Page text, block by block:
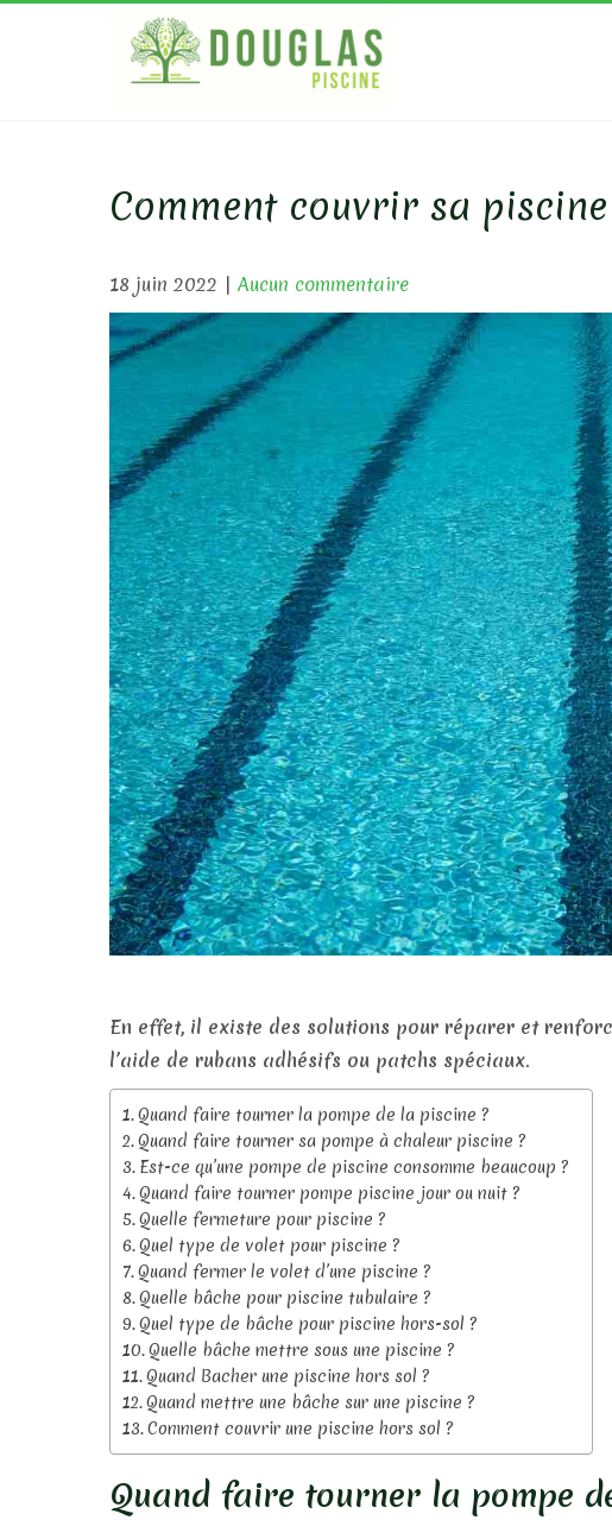
Comment couvrir sa
18 juin 2022 | Aucun commentaire
En effet, il existe des solutions pour réparer et
l’aide de rubans adhésifs ou patchs spéciaux.
Quand faire tourner la pompe de la piscine ?
Quand faire tourner sa pompe à chaleur piscine ?
Est-ce qu’une pompe de piscine consomme beaucoup ?
Quand faire tourner pompe piscine jour ou nuit ?
Quelle fermeture pour piscine ?
Quel type de volet pour piscine ?
Quand fermer le volet d’une piscine ?
Quelle bâche pour piscine tubulaire ?
Quel type de bâche pour piscine hors-sol ?
Quelle bâche mettre sous une piscine ?
Quand Bacher une piscine hors sol ?
Quand mettre une bâche sur une piscine ?
Comment couvrir une piscine hors sol ?
Quand faire tourner la pompe